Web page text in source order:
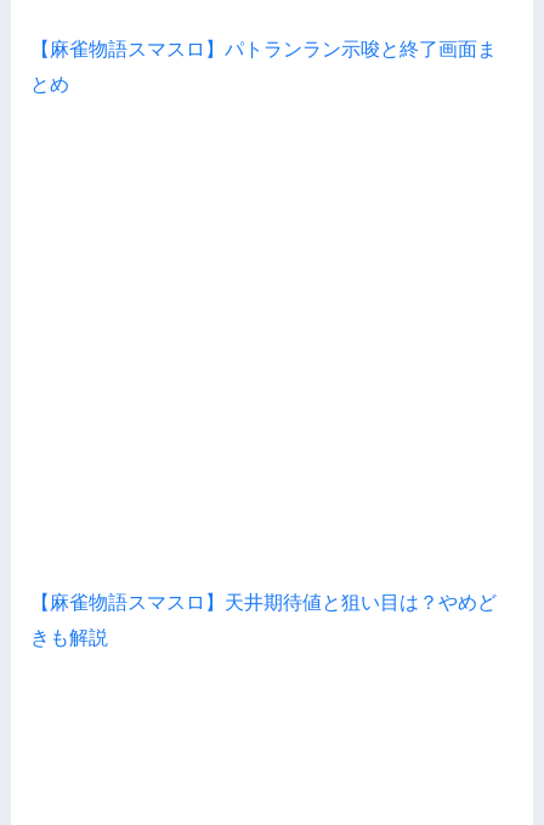
【麻雀物語スマスロ】パトランラン示唆と終了画面ま
とめ
【麻雀物語スマスロ】天井期待値と狙い目は？やめど
きも解説